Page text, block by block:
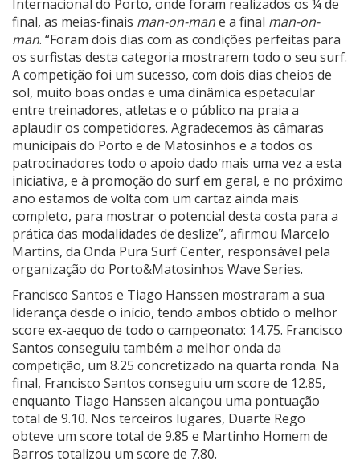
Internacional do Porto, onde foram realizados os ¼ de
final, as meias-finais man-on-mane a final man-on-
man. “Foram dois dias com as condições perfeitas para
os surfistas desta categoria mostrarem todo o seu surf.
A competição foi um sucesso, com dois dias cheios de
sol, muito boas ondas e uma dinâmica espetacular
entre treinadores, atletas e o público na praia a
aplaudir os competidores. Agradecemos às câmaras
municipais do Porto e de Matosinhos e a todos os
patrocinadores todo o apoio dado mais uma vez a esta
iniciativa, e à promoção do surf em geral, e no próximo
ano estamos de volta com um cartaz ainda mais
completo, para mostrar o potencial desta costa para a
prática das modalidades de deslize”, afirmou Marcelo
Martins, da Onda Pura Surf Center, responsável pela
organização do Porto&Matosinhos Wave Series.
Francisco Santos e Tiago Hanssen mostraram a sua
liderança desde o início, tendo ambos obtido o melhor
score ex-aequo de todo o campeonato: 14.75. Francisco
Santos conseguiu também a melhor onda da
competição, um 8.25 concretizado na quarta ronda. Na
final, Francisco Santos conseguiu um score de 12.85,
enquanto Tiago Hanssen alcançou uma pontuação
total de 9.10. Nos terceiros lugares, Duarte Rego
obteve um score total de 9.85 e Martinho Homem de
Barros totalizou um score de 7.80.